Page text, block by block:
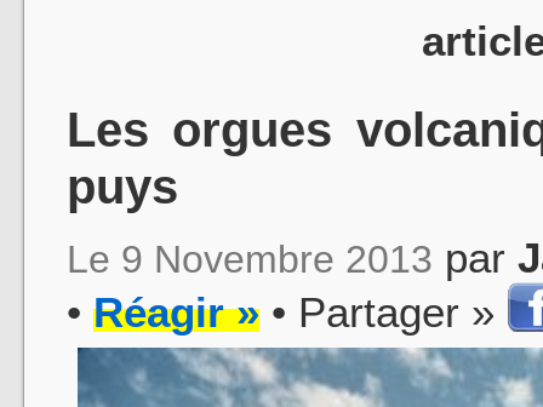
Les orgues
puys
Le 9 Novembre 2013 par
• Réagir » • Partager »